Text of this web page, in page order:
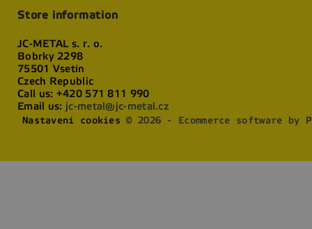
Store information
JC-METAL s. r. o.
Bobrky 2298
75501 Vsetín
Czech Republic
Call us: +420 571 811 990
Email us: jc-metal@jc-metal.cz
Nastavení cookies © 2026 - Ecommerce software by